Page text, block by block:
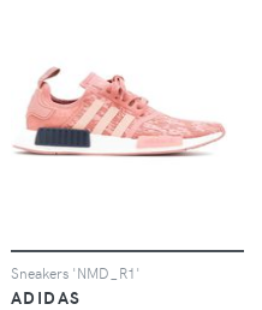
Sneakers 'NMD_R1'
ADIDAS